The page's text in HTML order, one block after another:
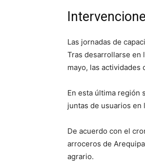
Las jornadas de
Tras desarrollarse en
mayo, las actividades
En esta última región
juntas de usuarios en
De acuerdo con el
arroceros de
agrario.